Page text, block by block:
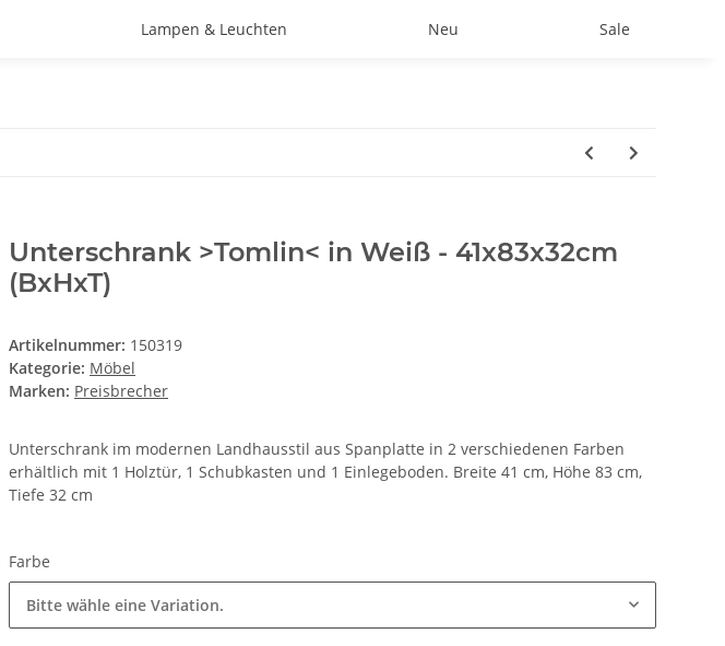
Lampen & Leuchten Neu Sale
Unterschrank >Tomlin< in Weiß - 41x83x32cm
(BxHxT)
Artikelnummer: 150319
Kategorie: Möbel
Marken: Preisbrecher
Unterschrank im modernen Landhausstil aus Spanplatte in 2 verschiedenen Farben
erhältlich mit 1 Holztür, 1 Schubkasten und 1 Einlegeboden. Breite 41 cm, Höhe 83 cm,
Tiefe 32 cm
Farbe
Bitte wähle eine Variation.